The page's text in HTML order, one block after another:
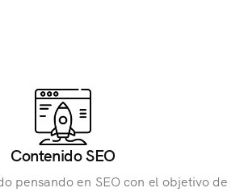
Contenido SEO
pensando en SEO con el objetivo de